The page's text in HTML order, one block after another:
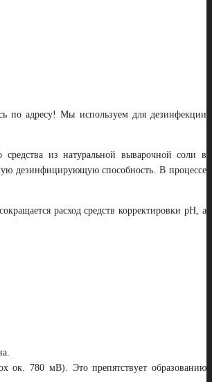
по адресу! Мы используем для дезинфекции
средства из натуральной выварочной соли в
дезинфицирующую способность. В процессе
расход средств корректировки рН, а
ок. 780 мВ). Это препятствует образованию